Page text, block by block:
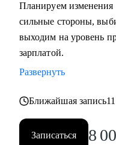
• Middle и C-level
• Основные
- IT (разработка,
информационная
Компьютерное зрение,
- Digital (маркетологи,
редакторы, smm)
Планируем изменения
сильные стороны,
выходим на уровень
зарплатой.
Развернуть
Ближайшая запись
Записаться 8